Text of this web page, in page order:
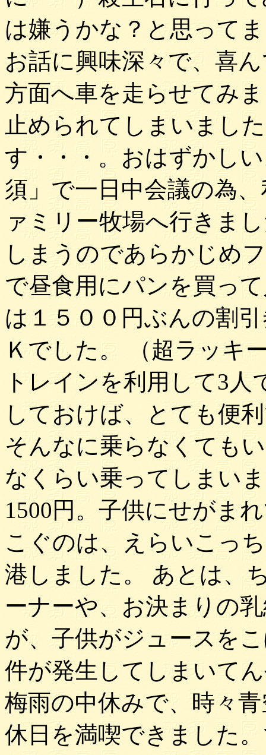
は嫌うかな？と思って
お話に興味深々で、喜
方面へ車を走らせてみ
止められてしまいまし
す・・・。おはずかし
須」で一日中会議の為
ァミリー牧場へ行きま
しまうのであらかじめ
で昼食用にパンを買っ
は１５００円ぶんの割
Ｋでした。 （超ラッキ
トレインを利用して3人
しておけば、とても便
そんなに乗らなくても
なくらい乗ってしまい
1500円。子供にせがま
こぐのは、えらいこっ
港しました。 あとは、
ーナーや、お決まりの
が、子供がジュースを
件が発生してしまいて
梅雨の中休みで、時々
休日を満喫できました